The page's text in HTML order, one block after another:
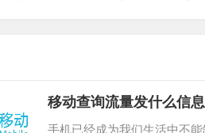
移动查询流量发什么信
大全
手机已经成为我们生活中不